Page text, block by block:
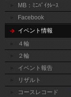
MB：ﾐﾆﾊﾞｲｸﾚｰｽ
Facebook
イベント情報
４輪
２輪
イベント報告
リザルト
コースレコード